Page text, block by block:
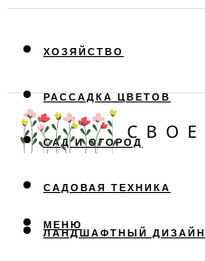
ХОЗЯЙСТВО
РАССАДКА ЦВЕТОВ
САД И ОГОРОД
САДОВАЯ ТЕХНИКА
ЛАНДШАФТНЫЙ ДИЗАЙН
МЕНЮ